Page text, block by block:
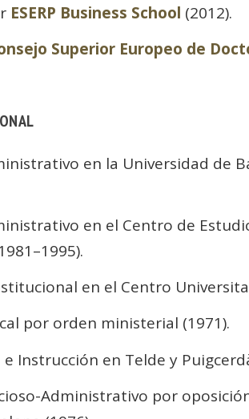
ESERP Business School (2012).
Superior Europeo de
en la Universidad de
en el Centro de
en el Centro
por orden ministerial (1971).
Instrucción en Telde y
Administrativo por